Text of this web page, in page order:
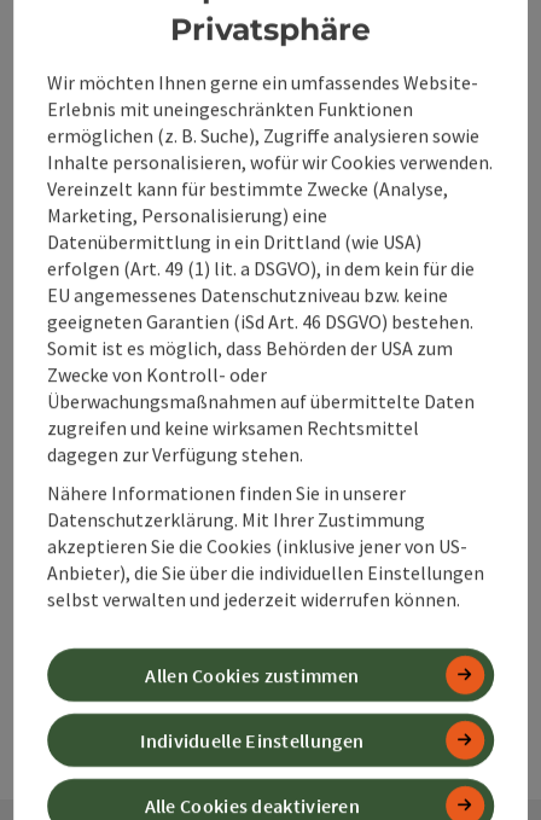
Anreise/Lage
Eignung
Barrierefreiheit
Beitrag merken
zum Merkzettel
PDF erstellen
Beitrag drucken
powered byTOURDATA Änderung vorschlagen
Privatsphäre
Wir möchten Ihnen gerne ein umfassendes Website-
Erlebnis mit uneingeschränkten Funktionen
ermöglichen (z. B. Suche), Zugriffe analysieren sowie
Inhalte personalisieren, wofür wir Cookies verwenden.
Vereinzelt kann für bestimmte Zwecke (Analyse,
Marketing, Personalisierung) eine
Datenübermittlung in ein Drittland (wie USA)
erfolgen (Art. 49 (1) lit. a DSGVO), in dem kein für die
EU angemessenes Datenschutzniveau bzw. keine
geeigneten Garantien (iSd Art. 46 DSGVO) bestehen.
Somit ist es möglich, dass Behörden der USA zum
Zwecke von Kontroll- oder
Überwachungsmaßnahmen auf übermittelte Daten
zugreifen und keine wirksamen Rechtsmittel
dagegen zur Verfügung stehen.
Nähere Informationen finden Sie in unserer
Datenschutzerklärung. Mit Ihrer Zustimmung
akzeptieren Sie die Cookies (inklusive jener von US-
Anbieter), die Sie über die individuellen Einstellungen
selbst verwalten und jederzeit widerrufen können.
Alle Cookies deaktivieren
Individuelle Einstellungen
Allen Cookies zustimmen